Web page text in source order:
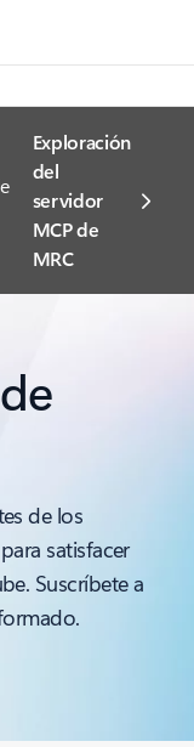
Exploración
del
servidor
MCP de
MRC
de los
satisfacer
Suscríbete a